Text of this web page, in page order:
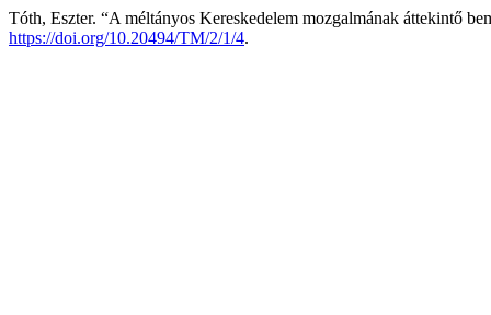
Tóth, Eszter. “A méltányos Kereskedelem mozgalmának áttekintő
https://doi.org/10.20494/TM/2/1/4.